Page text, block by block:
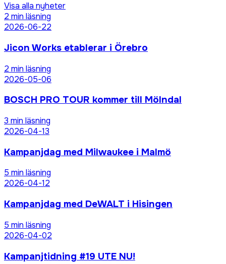
Visa alla nyheter
2 min läsning
2026-06-22
Jicon Works etablerar i Örebro
2 min läsning
2026-05-06
BOSCH PRO TOUR kommer till Mölndal
3 min läsning
2026-04-13
Kampanjdag med Milwaukee i Malmö
5 min läsning
2026-04-12
Kampanjdag med DeWALT i Hisingen
5 min läsning
2026-04-02
Kampanjtidning #19 UTE NU!